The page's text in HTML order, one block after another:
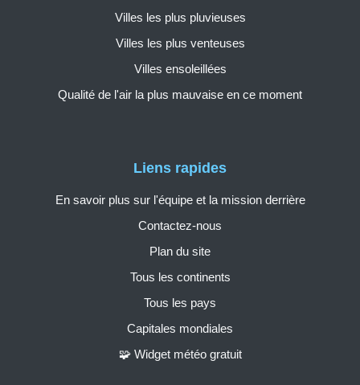
Liens rapides
En savoir plus sur l'équipe et la mission derrière
Contactez-nous
Plan du site
Tous les continents
Tous les pays
Capitales mondiales
🧩 Widget météo gratuit
Villes les plus pluvieuses
Villes les plus venteuses
Villes ensoleillées
Qualité de l'air la plus mauvaise en ce moment